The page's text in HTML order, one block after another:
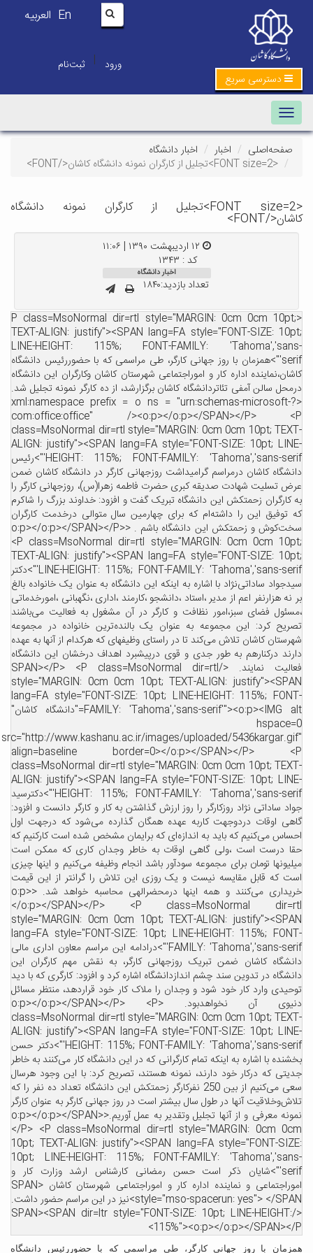
En العربیه
ورود | ثبت‌نام
دسترسی سریع
Toggle navigation
صفحه‌اصلی اخبار
اخبار دانشگاه
<FONT size=2>تجلیل از کارگران نمونه دانشگاه کاشان</FONT>
<FONT size=2>تجلیل از کارگران نمونه دانشگاه
کاشان</FONT>
کد : ۱۳۴۳
اخبار دانشگاه
تعداد بازدید:۱۸۴۰
<P class=MsoNormal dir=rtl style="MARGIN: 0cm 0cm 10pt;
TEXT-ALIGN: justify"><SPAN lang=FA style="FONT-SIZE: 10pt;
LINE-HEIGHT: 115%; FONT-FAMILY: 'Tahoma','sans-
serif'">همزمان با روز جهانی کارگر، طی مراسمی که با حضوررئیس دانشگاه
کاشان،نماینده اداره کار و اموراجتماعی شهرستان کاشان وکارگران این دانشگاه
درمحل سالن آمفی تئاتردانشگاه کاشان برگزارشد، از ده کارگر نمونه تجلیل شد.
<?xml:namespace prefix = o ns = "urn:schemas-microsoft-
com:office:office" /><o:p></o:p></SPAN></P> <P
class=MsoNormal dir=rtl style="MARGIN: 0cm 0cm 10pt; TEXT-
ALIGN: justify"><SPAN lang=FA style="FONT-SIZE: 10pt; LINE-
HEIGHT: 115%; FONT-FAMILY: 'Tahoma','sans-serif'">رئیس
دانشگاه کاشان درمراسم گرامیداشت روزجهانی کارگر در دانشگاه کاشان ضمن
عرض تسلیت شهادت صدیقه کبری حضرت فاطمه زهرا(س)، روزجهانی کارگر را
به کارگران زحمتکش این دانشگاه تبریک گفت و افزود: خداوند بزرگ را شاکرم
که توفیق این را داشته‌ام که برای چهارمین سال متوالی درخدمت کارگران
سخت‌کوش و زحمتکش این دانشگاه باشم . <o:p></o:p></SPAN></P>
<P class=MsoNormal dir=rtl style="MARGIN: 0cm 0cm 10pt;
TEXT-ALIGN: justify"><SPAN lang=FA style="FONT-SIZE: 10pt;
LINE-HEIGHT: 115%; FONT-FAMILY: 'Tahoma','sans-serif'">دکتر
سیدجواد ساداتی‌نژاد با اشاره به اینکه این دانشگاه به عنوان یک خانواده بالغ
بر نه هزارنفر اعم از مدیر ،استاد ،دانشجو ،کارمند ،اداری ،نگهبانی ،امورخدماتی
،مسئول فضای سبز،امور نظافت و کارگر در آن مشغول به فعالیت می‌باشند
تصریح کرد: این مجموعه به عنوان یک بالنده‌ترین خانواده در مجموعه
شهرستان کاشان تلاش می‌کند تا در راستای وظیفهای که هرکدام از آنها به عهده
دارند درکنارهم به طور جدی و قوی درپیشبرد اهداف درخشان این دانشگاه
فعالیت نمایند. </SPAN></P> <P class=MsoNormal dir=rtl
style="MARGIN: 0cm 0cm 10pt; TEXT-ALIGN: justify"><SPAN
lang=FA style="FONT-SIZE: 10pt; LINE-HEIGHT: 115%; FONT-
FAMILY: 'Tahoma','sans-serif'"><o:p><IMG alt="دانشگاه کاشان"
hspace=0
src="http://www.kashanu.ac.ir/images/uploaded/5436kargar.gif"
align=baseline border=0></o:p></SPAN></P> <P
class=MsoNormal dir=rtl style="MARGIN: 0cm 0cm 10pt; TEXT-
ALIGN: justify"><SPAN lang=FA style="FONT-SIZE: 10pt; LINE-
HEIGHT: 115%; FONT-FAMILY: 'Tahoma','sans-serif'">دکترسید
جواد ساداتی نژاد روزکارگر را روز ارزش گذاشتن به کار و کارگر دانست و افزود:
گاهی اوقات دردوجهت کاربه عهده همگان گذارده می‌شود که درجهت اول
احساس می‌کنیم که باید به اندازه‌ای که برایمان مشخص شده است کارکنیم که
حقا درست است ،ولی گاهی اوقات به خاطر وجدان کاری که ممکن است
میلیونها تومان برای مجموعه سودآور باشد انجام وظیفه می‌کنیم و اینها چیزی
است که قابل مقایسه نیست و یک روزی این تلاش را گرانتر از این قیمت
خریداری می‌کنند و همه اینها درمحضرالهی محاسبه خواهد شد. <o:p>
</o:p></SPAN></P> <P class=MsoNormal dir=rtl
style="MARGIN: 0cm 0cm 10pt; TEXT-ALIGN: justify"><SPAN
lang=FA style="FONT-SIZE: 10pt; LINE-HEIGHT: 115%; FONT-
FAMILY: 'Tahoma','sans-serif'">درادامه این مراسم معاون اداری مالی
دانشگاه کاشان ضمن تبریک روزجهانی کارگر، به نقش مهم کارگران این
دانشگاه در تدوین سند چشم اندازدانشگاه اشاره کرد و افزود: کارگری که با دید
توحیدی وارد کار خود شود و وجدان را ملاک کار خود قراردهد، منتظر مسائل
دنیوی آن نخواهدبود. <o:p></o:p></SPAN></P> <P
class=MsoNormal dir=rtl style="MARGIN: 0cm 0cm 10pt; TEXT-
ALIGN: justify"><SPAN lang=FA style="FONT-SIZE: 10pt; LINE-
HEIGHT: 115%; FONT-FAMILY: 'Tahoma','sans-serif'">دکتر حسن
بخشنده با اشاره به اینکه تمام کارگرانی که در این دانشگاه کار می‌کنند به خاطر
جدیتی که درکار خود دارند، نمونه هستند، تصریح کرد: با این وجود هرسال
سعی می‌کنیم از بین 250 نفرکارگر زحمتکش این دانشگاه تعداد ده نفر را که
تلاش‌وخلاقیت آنها در طول سال بیشتر است در روز جهانی کارگر به عنوان کارگر
نمونه معرفی و از آنها تجلیل وتقدیر به عمل آوریم.<o:p></o:p></SPAN>
</P> <P class=MsoNormal dir=rtl style="MARGIN: 0cm 0cm
10pt; TEXT-ALIGN: justify"><SPAN lang=FA style="FONT-SIZE:
10pt; LINE-HEIGHT: 115%; FONT-FAMILY: 'Tahoma','sans-
serif'">شایان ذکر است حسن رمضانی کارشناس ارشد وزارت کار و
اموراجتماعی و نماینده اداره کار و اموراجتماعی شهرستان کاشان <SPAN
style="mso-spacerun: yes"> </SPAN>نیز در این مراسم حضور داشت.
</SPAN><SPAN dir=ltr style="FONT-SIZE: 10pt; LINE-HEIGHT:
115%"><o:p></o:p></SPAN></P>
همزمان با روز جهانی کارگر، طی مراسمی که با حضوررئیس دانشگاه